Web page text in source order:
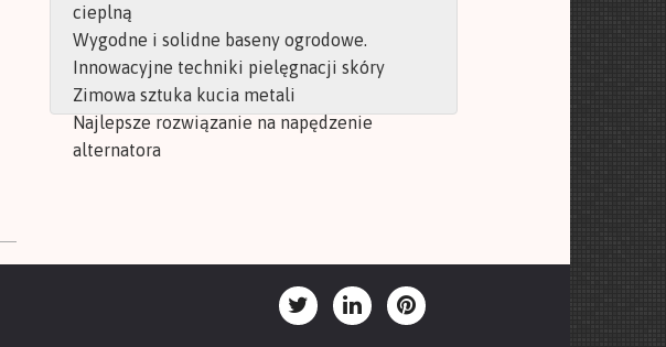
cieplną
Wygodne i solidne baseny ogrodowe.
Innowacyjne techniki pielęgnacji skóry
Zimowa sztuka kucia metali
Najlepsze rozwiązanie na napędzenie
alternatora